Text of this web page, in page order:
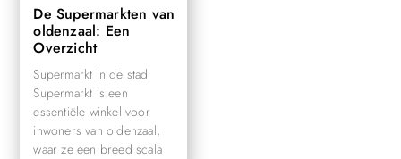
De Supermarkten van
oldenzaal: Een
Overzicht
Supermarkt in de stad
Supermarkt is een
essentiële winkel voor
inwoners van oldenzaal,
waar ze een breed scala